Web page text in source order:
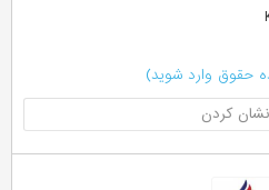
حقوق وارد شوید)
نشان کردن